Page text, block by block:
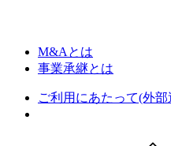
M&Aとは
事業承継とは
ご利用にあたって(外